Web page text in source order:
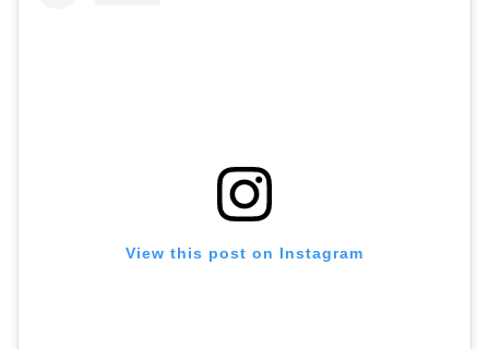
View this post on Instagram